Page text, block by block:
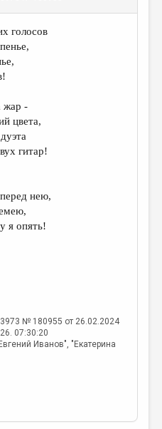
голосов
жар -
цвета,
гитар!
нею,
я опять!
№ 180955 от 26.02.2024
07:30:20
Иванов", "Екатерина